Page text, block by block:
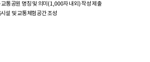
통공원 명칭 및 의미(1,000자 내외) 작성 제출
설 및 교통체험공간 조성